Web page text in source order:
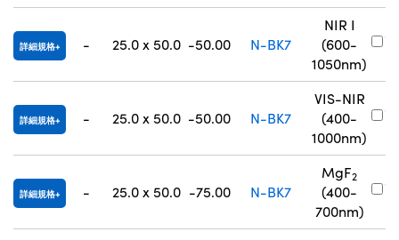
詳細規格 - 25.0 x 50.0 -50.00 N-BK7
NIR I
(600-
1050nm)
詳細規格 - 25.0 x 50.0 -50.00 N-BK7
VIS-NIR
(400-
1000nm)
詳細規格 - 25.0 x 50.0 -75.00 N-BK7
MgF2
(400-
700nm)